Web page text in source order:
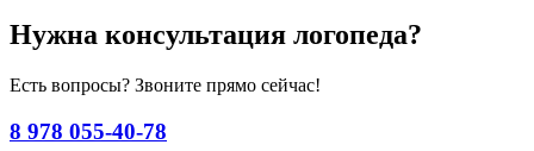
Нужна консультация логопеда?
Есть вопросы? Звоните прямо сейчас!
8 978 055-40-78